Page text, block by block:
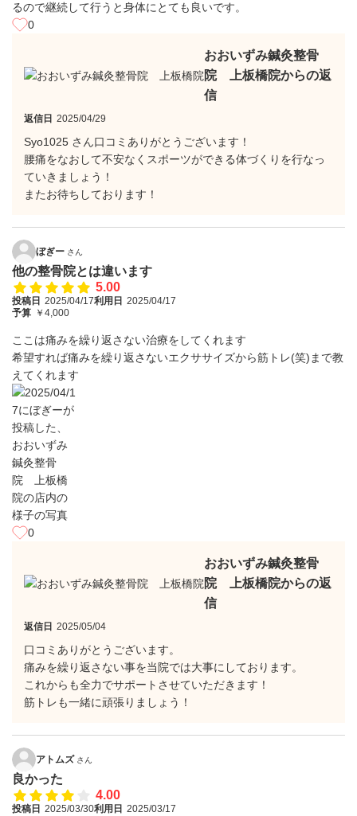
るので継続して行うと身体にとても良いです。
0
おおいずみ鍼灸整骨
院 上板橋院からの返
信
返信日 2025/04/29
Syo1025 さん口コミありがとうございます！
腰痛をなおして不安なくスポーツができる体づくりを行なっ
ていきましょう！
またお待ちしております！
ぼぎー さん
他の整骨院とは違います
5.00
投稿日 2025/04/17利用日 2025/04/17
予算 ￥4,000
ここは痛みを繰り返さない治療をしてくれます
希望すれば痛みを繰り返さないエクササイズから筋トレ(笑)まで教
えてくれます
0
おおいずみ鍼灸整骨
院 上板橋院からの返
信
返信日 2025/05/04
口コミありがとうございます。
痛みを繰り返さない事を当院では大事にしております。
これからも全力でサポートさせていただきます！
筋トレも一緒に頑張りましょう！
アトムズ さん
良かった
4.00
投稿日 2025/03/30利用日 2025/03/17